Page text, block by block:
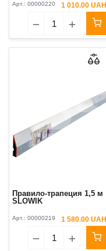
Арт.: 00000220 1 010.00 UAH
Правило-трапеция 1,5 м
SLOWIK
Арт.: 00000219 1 580.00 UAH